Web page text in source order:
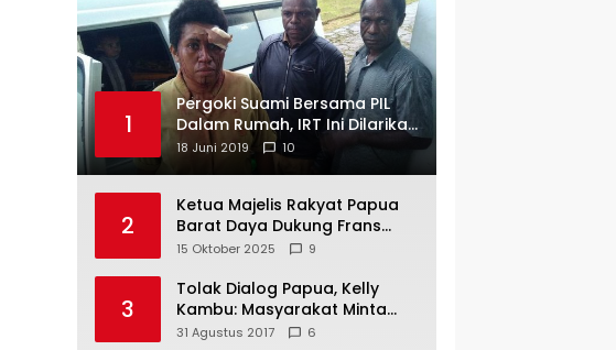
1
Pergoki Suami Bersama PIL
Dalam Rumah, IRT Ini Dilarikan
ke RS
18 Juni 2019 10
2
Ketua Majelis Rakyat Papua
Barat Daya Dukung Frans
Pigome Sebagai Presidir PT
15 Oktober 2025 9
3
Tolak Dialog Papua, Kelly
Kambu: Masyarakat Minta
Pemekaran
31 Agustus 2017 6